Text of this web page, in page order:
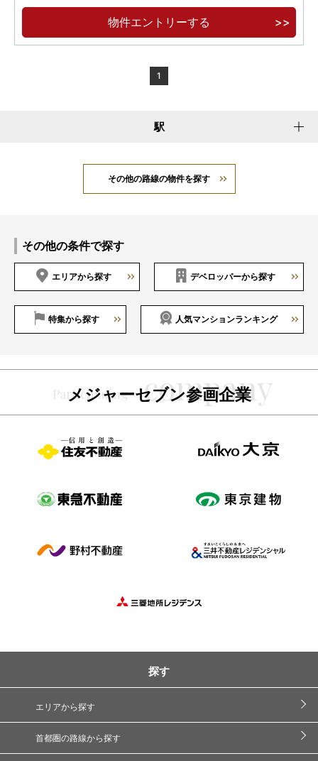
フスタイルに寄り添うプランをご用意
物件エントリーする
1
駅
その他の路線の物件を探す
その他の条件で探す
エリアから探す デベロッパーから探す
特集から探す 人気マンションランキング
メジャーセブン参画企業
探す
エリアから探す
首都圏の路線から探す